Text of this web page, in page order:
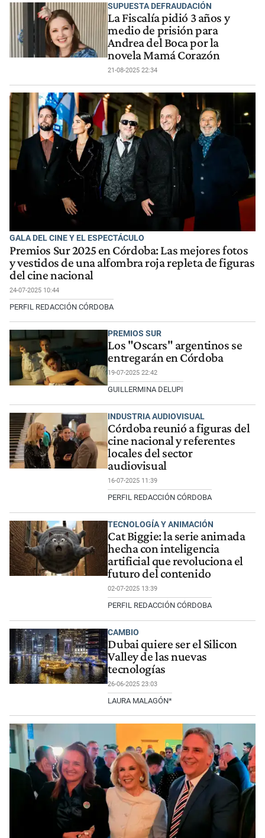
SUPUESTA DEFRAUDACIÓN
La Fiscalía pidió 3 años y
medio de prisión para
Andrea del Boca por la
novela Mamá Corazón
21-08-2025 22:34
GALA DEL CINE Y EL ESPECTÁCULO
Premios Sur 2025 en Córdoba: Las mejores fotos
y vestidos de una alfombra roja repleta de figuras
del cine nacional
24-07-2025 10:44
PERFIL REDACCIÓN CÓRDOBA
PREMIOS SUR
Los "Oscars" argentinos se
entregarán en Córdoba
19-07-2025 22:42
GUILLERMINA DELUPI
INDUSTRIA AUDIOVISUAL
Córdoba reunió a figuras del
cine nacional y referentes
locales del sector
audiovisual​​
16-07-2025 11:39
PERFIL REDACCIÓN CÓRDOBA
TECNOLOGÍA Y ANIMACIÓN
Cat Biggie: la serie animada
hecha con inteligencia
artificial que revoluciona el
futuro del contenido
02-07-2025 13:39
PERFIL REDACCIÓN CÓRDOBA
CAMBIO
Dubai quiere ser el Silicon
Valley de las nuevas
tecnologías
26-06-2025 23:03
LAURA MALAGÓN*